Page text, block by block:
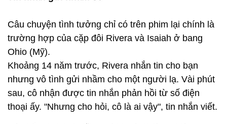
Câu chuyện tình tưởng chỉ có trên phim lại chính là
trường hợp của cặp đôi Rivera và Isaiah ở bang
Ohio (Mỹ).
Khoảng 14 năm trước, Rivera nhắn tin cho bạn
nhưng vô tình gửi nhầm cho một người lạ. Vài phút
sau, cô nhận được tin nhắn phản hồi từ số điện
thoại ấy. "Nhưng cho hỏi, cô là ai vậy", tin nhắn viết.